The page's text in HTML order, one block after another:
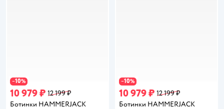
−10%
10 979 ₽ 12 199 ₽
Ботинки HAMMERJACK
−10%
10 979 ₽ 12 199 ₽
Ботинки HAMMERJACK